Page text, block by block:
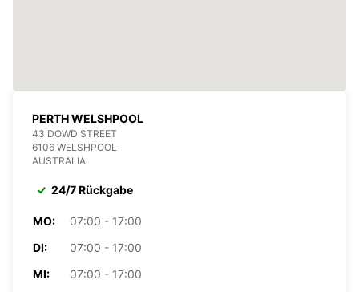
PERTH WELSHPOOL
43 DOWD STREET
6106 WELSHPOOL
AUSTRALIA
24/7 Rückgabe
MO:
07:00 - 17:00
DI:
07:00 - 17:00
MI:
07:00 - 17:00